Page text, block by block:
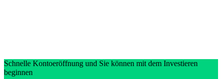
Schnelle Kontoeröffnung und Sie können mit dem Investieren
beginnen